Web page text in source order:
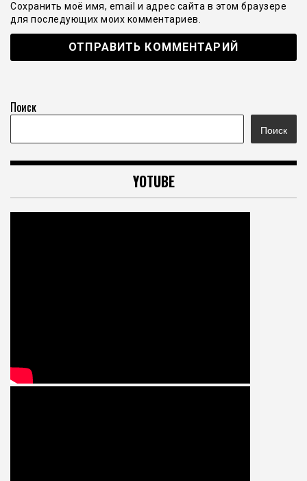
Сохранить моё имя, email и адрес сайта в этом браузере
для последующих моих комментариев.
Поиск
Поиск
YOTUBE